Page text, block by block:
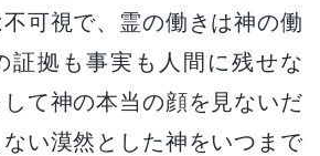
可視で、霊の働きは神の働
証拠も事実も人間に残せな
て神の本当の顔を見ないだ
い漠然とした神をいつまで